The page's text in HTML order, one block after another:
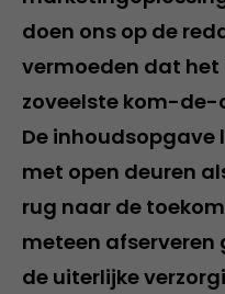
doen ons op de
vermoeden dat
zoveelste kom-
De
met open deuren
rug naar de
meteen afserveren
de uiterlijke